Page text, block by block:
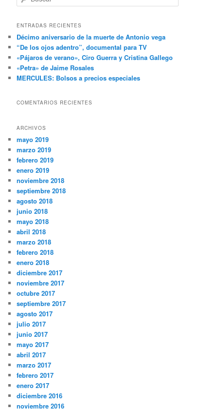
u
c
r
ENTRADAS RECIENTES
Décimo aniversario de la muerte de Antonio vega
“De los ojos adentro”, documental para TV
«Pájaros de verano», Ciro Guerra y Cristina Gallego
«Petra» de Jaime Rosales
MERCULES: Bolsos a precios especiales
COMENTARIOS RECIENTES
ARCHIVOS
mayo 2019
marzo 2019
febrero 2019
enero 2019
noviembre 2018
septiembre 2018
agosto 2018
junio 2018
mayo 2018
abril 2018
marzo 2018
febrero 2018
enero 2018
diciembre 2017
noviembre 2017
octubre 2017
septiembre 2017
agosto 2017
julio 2017
junio 2017
mayo 2017
abril 2017
marzo 2017
febrero 2017
enero 2017
diciembre 2016
noviembre 2016